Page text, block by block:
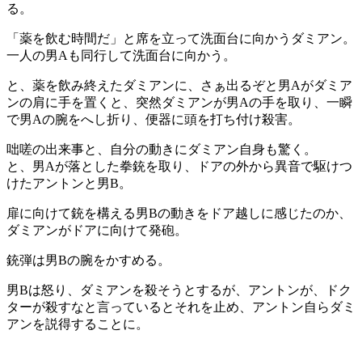
る。
「薬を飲む時間だ」と席を立って洗面台に向かうダミアン。
一人の男Aも同行して洗面台に向かう。
と、薬を飲み終えたダミアンに、さぁ出るぞと男Aがダミア
ンの肩に手を置くと、突然ダミアンが男Aの手を取り、一瞬
で男Aの腕をへし折り、便器に頭を打ち付け殺害。
咄嗟の出来事と、自分の動きにダミアン自身も驚く。
と、男Aが落とした拳銃を取り、ドアの外から異音で駆けつ
けたアントンと男B。
扉に向けて銃を構える男Bの動きをドア越しに感じたのか、
ダミアンがドアに向けて発砲。
銃弾は男Bの腕をかすめる。
男Bは怒り、ダミアンを殺そうとするが、アントンが、ドク
ターが殺すなと言っているとそれを止め、アントン自らダミ
アンを説得することに。